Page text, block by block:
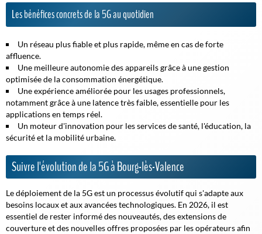
Les bénéfices concrets de la 5G au quotidien
Un réseau plusfiableet plus rapide, même en cas de forte
affluence.
Une meilleure autonomie des appareils grâce à une gestion
optimisée de la consommation énergétique.
Une expérience améliorée pour les usages professionnels,
notamment grâce à une latence très faible, essentielle pour les
applications en temps réel.
Un moteur d'innovation pour les services de santé, l'éducation, la
sécurité et la mobilité urbaine.
Suivre l'évolution de la 5G à Bourg-lès-Valence
Le déploiement de la 5G est un processus évolutif qui s'adapte aux
besoins locaux et aux avancées technologiques. En 2026, il est
essentiel de rester informé des nouveautés, des extensions de
couverture et des nouvelles offres proposées par les opérateurs afin